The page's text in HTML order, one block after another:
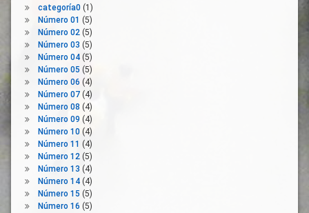
Protección
De La
Salud
PSOE
Reactivación
Económica
Rebrote
Riesgos
SARS-
CoV-2
Sistema
Nacional
De Salud
UGT
Territorio
Organizaciones
Empresariales
Organizaciones
Sindicales
Pacto De
Recuperación
Pacto
Verde
Europeo
Personas
Vulnerables
Plan
Reconstrucción
categoría0(1)
Número 01 (5)
Número 02(5)
Número 03 (5)
Número 04(5)
Número 05 (5)
Número 06 (4)
Número 07(4)
Número 08 (4)
Número 09 (4)
Número 10(4)
Número 11 (4)
Número 12(5)
Número 13 (4)
Número 14(4)
Número 15 (5)
Número 16 (5)